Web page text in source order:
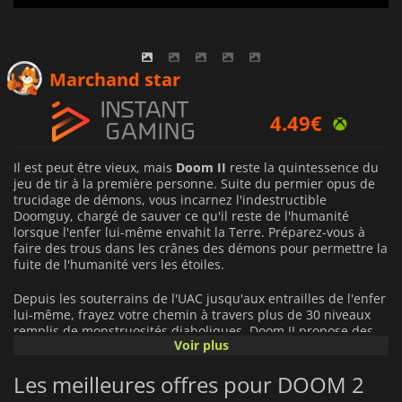
Marchand star
4.49€
4.60€
Il est peut être vieux, mais Doom II reste la quintessence du
jeu de tir à la première personne. Suite du permier opus de
trucidage de démons, vous incarnez l'indestructible
Doomguy, chargé de sauver ce qu'il reste de l'humanité
lorsque l'enfer lui-même envahit la Terre. Préparez-vous à
faire des trous dans les crânes des démons pour permettre la
fuite de l'humanité vers les étoiles.
Depuis les souterrains de l'UAC jusqu'aux entrailles de l'enfer
lui-même, frayez votre chemin à travers plus de 30 niveaux
remplis de monstruosités diaboliques. Doom II propose des
cartes plus grandes, des monstres plus redoutables et de
à travers les armées de damnés. Les monstres qui jouaient le
rôle de boss dans le jeu original parcourent désormais
Voir plus
Les meilleures offres pour DOOM 2